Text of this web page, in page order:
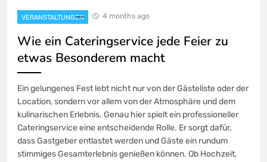
VERANSTALTUNGEN 4 months ago
Wie ein Cateringservice jede Feier zu
etwas Besonderem macht
Ein gelungenes Fest lebt nicht nur von der Gästeliste oder der
Location, sondern vor allem von der Atmosphäre und dem
kulinarischen Erlebnis. Genau hier spielt ein professioneller
Cateringservice eine entscheidende Rolle. Er sorgt dafür,
dass Gastgeber entlastet werden und Gäste ein rundum
stimmiges Gesamterlebnis genießen können. Ob Hochzeit,